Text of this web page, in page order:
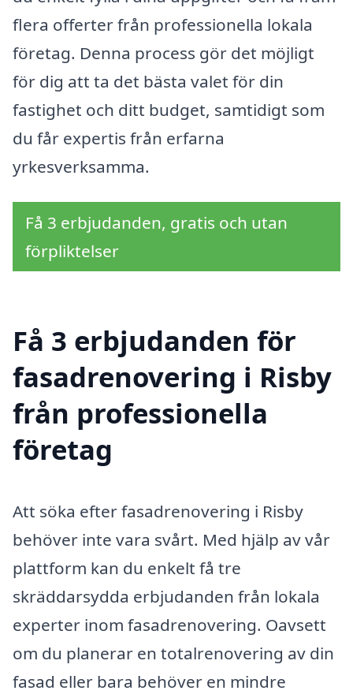
flera offerter från professionella lokala
företag. Denna process gör det möjligt
för dig att ta det bästa valet för din
fastighet och ditt budget, samtidigt som
du får expertis från erfarna
yrkesverksamma.
Få 3 erbjudanden, gratis och utan
förpliktelser
Få 3 erbjudanden för
fasadrenovering i Risby
från professionella
företag
Att söka efter fasadrenovering i Risby
behöver inte vara svårt. Med hjälp av vår
plattform kan du enkelt få tre
skräddarsydda erbjudanden från lokala
experter inom fasadrenovering. Oavsett
om du planerar en totalrenovering av din
fasad eller bara behöver en mindre